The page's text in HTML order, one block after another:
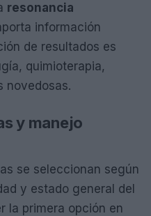
resonancia
información
de resultados es
quimioterapia,
novedosas.
y manejo
se seleccionan según
y estado general del
la primera opción en